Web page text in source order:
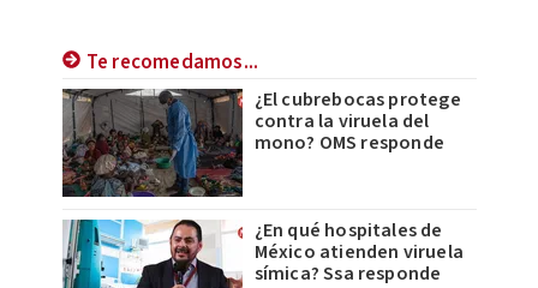
Te recomedamos...
¿El cubrebocas protege
contra la viruela del
mono? OMS responde
¿En qué hospitales de
México atienden viruela
símica? Ssa responde